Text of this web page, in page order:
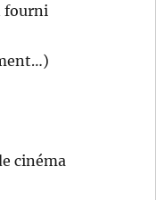
fourni
cinéma